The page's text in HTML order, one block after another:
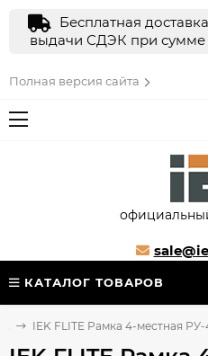
Бесплатная
выдачи СДЭК при сумме
Полная версия сайта
КАТАЛОГ ТОВАРОВ
IEK FLITE Рамка 4-местная